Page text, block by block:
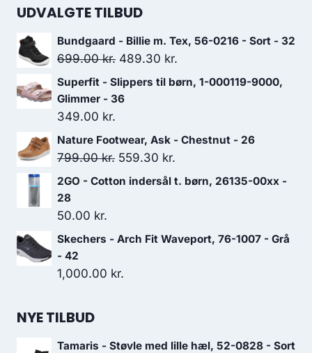
UDVALGTE TILBUD
Bundgaard - Billie m. Tex, 56-0216 - Sort - 32
699.00kr. Den
oprindelige
pris
699.00 kr..
489.30 kr.
aktuelle
489.30 kr..
Superfit - Slippers til børn, 1-000119-9000,
Glimmer - 36
349.00 kr.
Nature Footwear, Ask - Chestnut - 26
799.00kr. Den
oprindelige
799.00 kr..
559.30 kr.
aktuelle
559.30 kr..
2GO - Cotton indersål t. børn, 26135-00xx -
28
50.00 kr.
Skechers - Arch Fit Waveport, 76-1007 - Grå
- 42
1,000.00 kr.
NYE TILBUD
Tamaris - Støvle med lille hæl, 52-0828 - Sort